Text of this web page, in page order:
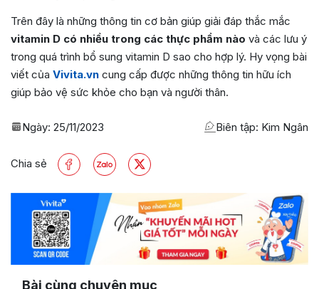
Trên đây là những thông tin cơ bản giúp giải đáp thắc mắc
vitamin D có nhiều trong các thực phẩm nào và các lưu ý
trong quá trình bổ sung vitamin D sao cho hợp lý. Hy vọng bài
viết của Vivita.vn cung cấp được những thông tin hữu ích
giúp bảo vệ sức khỏe cho bạn và người thân.
Ngày: 25/11/2023 Biên tập: Kim Ngân
Chia sẻ
Bài cùng chuyên mục